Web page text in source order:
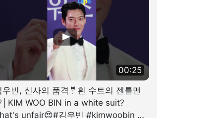
00:25
우빈, 신사의 품격🤵흰 수트의 젠틀맨
WOO BIN in a white suit?
unfair😍#김우빈 #kimwoobin #